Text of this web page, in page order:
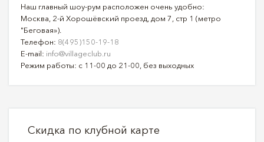
Наш главный шоу-рум расположен очень удобно:
Москва, 2-й Хорошёвский проезд, дом 7, стр 1 (метро
"Беговая»).
Телефон: 8(495)150-19-18
E-mail: info@villageclub.ru
Режим работы: с 11-00 до 21-00, без выходных
Скидка по клубной карте